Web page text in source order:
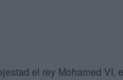
el rey Mohamed VI,